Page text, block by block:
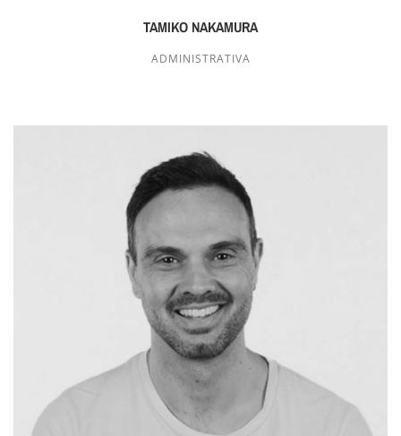
TAMIKO NAKAMURA
ADMINISTRATIVA